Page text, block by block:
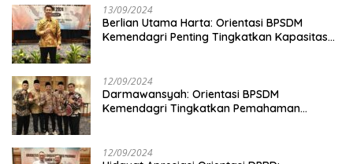
13/09/2024
Berlian Utama Harta: Orientasi BPSDM
Kemendagri Penting Tingkatkan Kapasitas
12/09/2024
Darmawansyah: Orientasi BPSDM
Kemendagri Tingkatkan Pemahaman
12/09/2024